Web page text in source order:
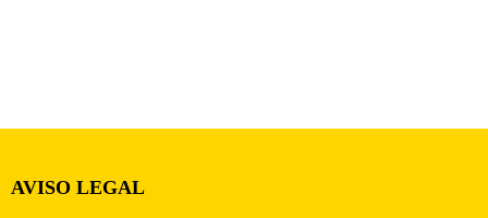
AVISO LEGAL